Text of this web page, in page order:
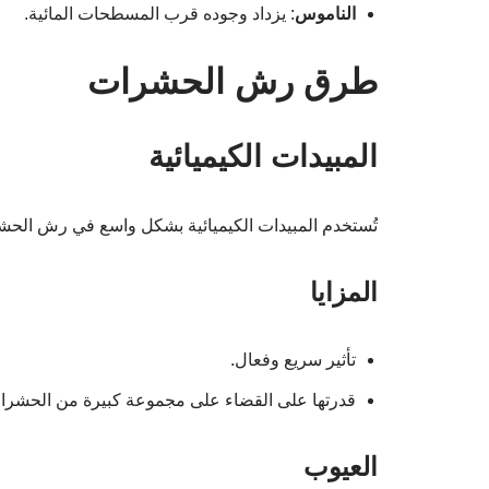
الناموس: يزداد وجوده قرب المسطحات المائية.
طرق رش الحشرات
المبيدات الكيميائية
تُستخدم المبيدات الكيميائية بشكل واسع في رش
المزايا
تأثير سريع وفعال.
قدرتها على القضاء على مجموعة كبيرة من
العيوب